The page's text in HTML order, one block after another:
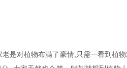
是对植物布满了豪情,只需一看到植